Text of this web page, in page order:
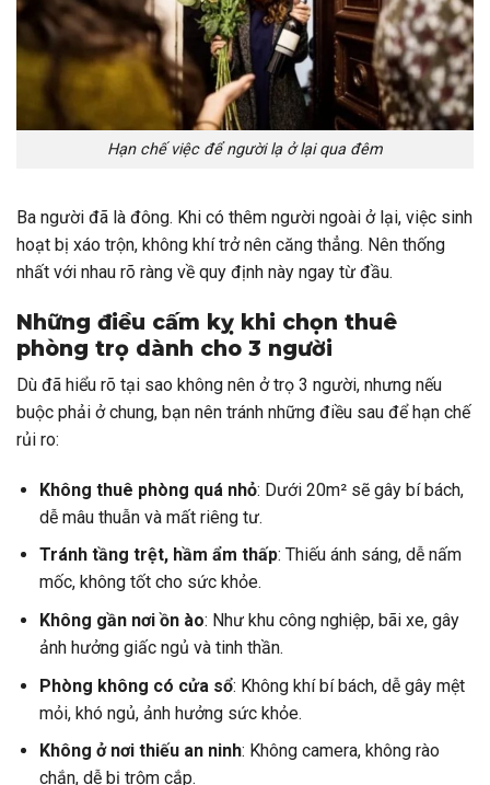
Hạn chế việc để người lạ ở lại qua đêm
Ba người đã là đông. Khi có thêm người ngoài ở lại, việc sinh
hoạt bị xáo trộn, không khí trở nên căng thẳng. Nên thống
nhất với nhau rõ ràng về quy định này ngay từ đầu.
Những điều cấm kỵ khi chọn thuê
phòng trọ dành cho 3 người
Dù đã hiểu rõ tại sao không nên ở trọ 3 người, nhưng nếu
buộc phải ở chung, bạn nên tránh những điều sau để hạn chế
rủi ro:
Không thuê phòng quá nhỏ: Dưới 20m² sẽ gây bí bách,
dễ mâu thuẫn và mất riêng tư.
Tránh tầng trệt, hầm ẩm thấp: Thiếu ánh sáng, dễ nấm
mốc, không tốt cho sức khỏe.
Không gần nơi ồn ào: Như khu công nghiệp, bãi xe, gây
ảnh hưởng giấc ngủ và tinh thần.
Phòng không có cửa sổ: Không khí bí bách, dễ gây mệt
mỏi, khó ngủ, ảnh hưởng sức khỏe.
Không ở nơi thiếu an ninh: Không camera, không rào
chắn, dễ bị trộm cắp.